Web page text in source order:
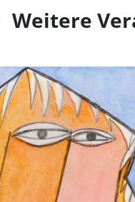
Weitere